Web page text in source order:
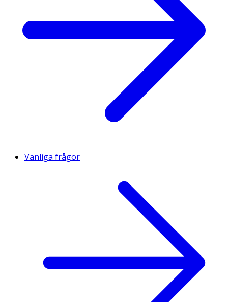
Vanliga frågor